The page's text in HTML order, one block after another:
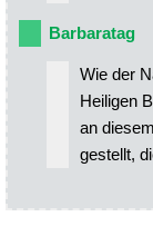
Barbaratag
Wie der
Heiligen
an
gestellt,